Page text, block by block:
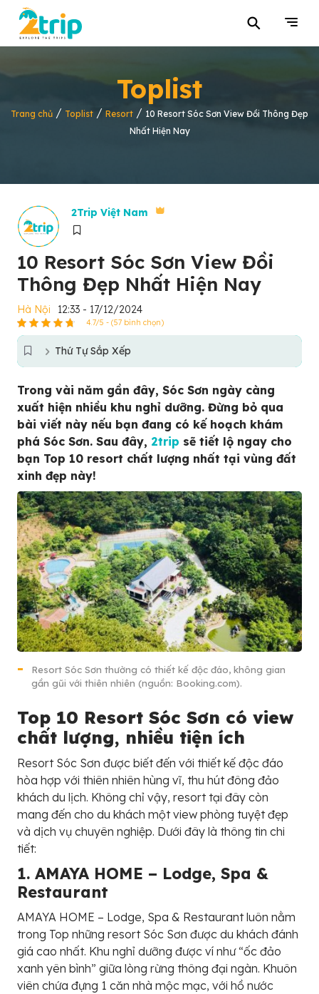
⚲
Toplist
Trang chủ / Toplist / Resort / 10 Resort Sóc Sơn View Đồi Thông Đẹp
Nhất Hiện Nay
2Trip Việt Nam
10 Resort Sóc Sơn View Đồi
Thông Đẹp Nhất Hiện Nay
Hà Nội 12:33 - 17/12/2024
4.7/5 - (57 bình chọn)
Thứ Tự Sắp Xếp
Trong vài năm gần đây, Sóc Sơn ngày càng
xuất hiện nhiều khu nghỉ dưỡng. Đừng bỏ qua
bài viết này nếu bạn đang có kế hoạch khám
phá Sóc Sơn. Sau đây, 2trip sẽ tiết lộ ngay cho
bạn Top 10 resort chất lượng nhất tại vùng đất
xinh đẹp này!
Resort Sóc Sơn thường có thiết kế độc đáo, không gian
gần gũi với thiên nhiên (nguồn: Booking.com).
Top 10 Resort Sóc Sơn có view
chất lượng, nhiều tiện ích
Resort Sóc Sơn được biết đến với thiết kế độc đáo
hòa hợp với thiên nhiên hùng vĩ, thu hút đông đảo
khách du lịch. Không chỉ vậy, resort tại đây còn
mang đến cho du khách một view phòng tuyệt đẹp
và dịch vụ chuyên nghiệp. Dưới đây là thông tin chi
tiết:
1. AMAYA HOME – Lodge, Spa &
Restaurant
AMAYA HOME – Lodge, Spa & Restaurant luôn nằm
trong Top những resort Sóc Sơn được du khách đánh
giá cao nhất. Khu nghỉ dưỡng được ví như “ốc đảo
xanh yên bình” giữa lòng rừng thông đại ngàn. Khuôn
viên chứa đựng 1 căn nhà mộc mạc, với hồ nước